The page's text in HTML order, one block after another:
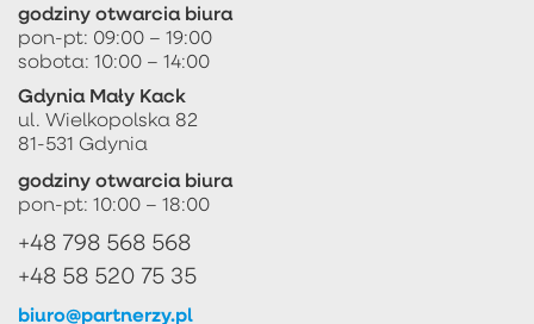
godziny otwarcia biura
pon-pt: 09:00 – 19:00
sobota: 10:00 – 14:00
Gdynia Mały Kack
ul. Wielkopolska 82
81-531 Gdynia
godziny otwarcia biura
pon-pt: 10:00 – 18:00
+48 798 568 568
+48 58 520 75 35
biuro@partnerzy.pl